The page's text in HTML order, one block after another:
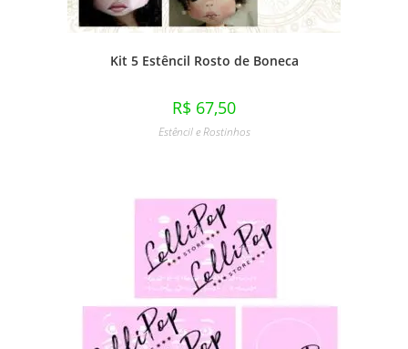
Kit 5 Estêncil Rosto de Boneca
R$ 67,50
Estêncil e Rostinhos